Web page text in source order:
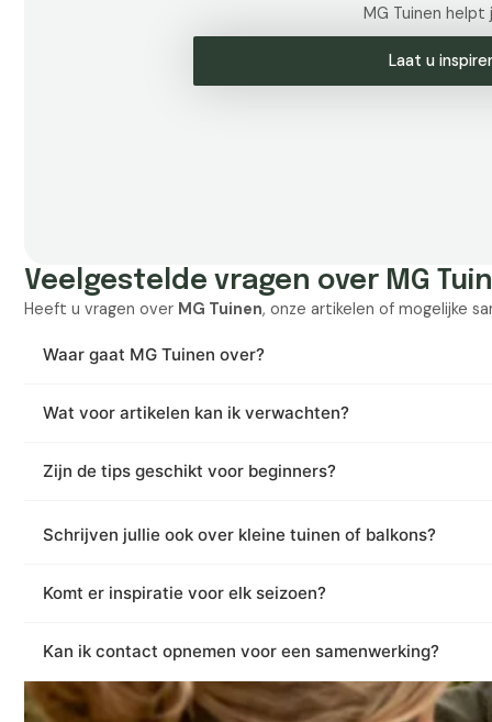
MG Tuinen
Laat u
Veelgestelde vragen over MG
Heeft u vragen over MG Tuinen, onze artikelen of mogelijke
Waar gaat MG Tuinen over?
Wat voor artikelen kan ik verwachten?
Zijn de tips geschikt voor beginners?
Schrijven jullie ook over kleine tuinen of balkons?
Komt er inspiratie voor elk seizoen?
Kan ik contact opnemen voor een samenwerking?